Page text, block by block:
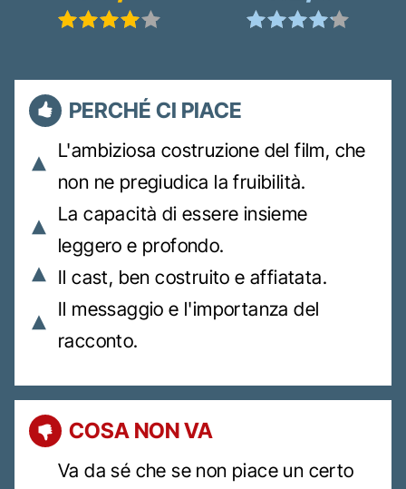
PERCHÉ CI PIACE
L'ambiziosa costruzione del film, che
non ne pregiudica la fruibilità.
La capacità di essere insieme
leggero e profondo.
Il cast, ben costruito e affiatata.
Il messaggio e l'importanza del
racconto.
COSA NON VA
Va da sé che se non piace un certo